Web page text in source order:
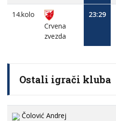
14.kolo
Crvena
zvezda
23:29
Ostali igrači kluba
Čolović Andrej